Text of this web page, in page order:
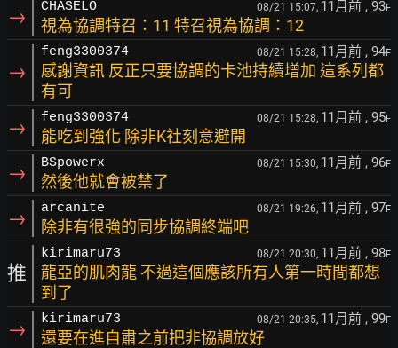
→ CHASELO 08/21 15:07, 11月前 , 93F
視為協調特召：11 特召視為協調：12
→
feng3300374 08/21 15:28, 11月前 , 94F
感謝資訊 反正只要協調的卡池持續增加 這系列都
有可
→ feng3300374 08/21 15:28, 11月前 , 95F
能吃到強化 除非K社刻意避開
→ BSpowerx 08/21 15:30, 11月前 , 96F
然後他就會被禁了
→ arcanite 08/21 19:26, 11月前 , 97F
除非有很強的同步協調終端吧
推
kirimaru73 08/21 20:30, 11月前 , 98F
龍亞的肌肉龍 不過這個應該所有人第一時間都想
到了
→ kirimaru73 08/21 20:35, 11月前 , 99F
還要在進自肅之前把非協調放好